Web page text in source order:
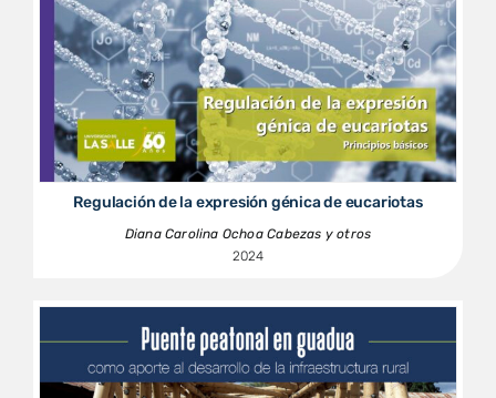
Regulación de la expresión génica de eucariotas
Diana Carolina Ochoa Cabezas y otros
2024